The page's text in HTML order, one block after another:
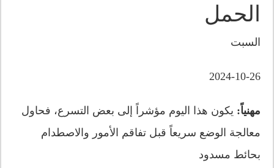
الحمل
السبت
2024-10-26
مهنياً: يكون هذا اليوم مؤشراً إلى بعض التسرع، فحاول
معالجة الوضع سريعاً قبل تفاقم الأمور والاصطدام
بحائط مسدود